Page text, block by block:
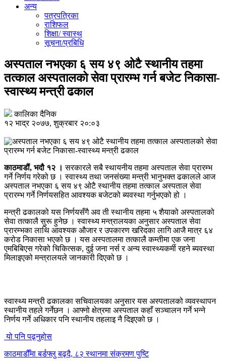
अन्य
पत्रपत्रिका
राशिफल
शिक्षा/ स्वास्थ
सूचना/प्रबिधि
अस्पताल नभएका ६ सय ४९ ओटै स्थानीय तहमा
तत्काल अस्पतालको सेवा प्रारम्भ गर्न बजेट निकासा-
स्वास्थ्य मन्त्री ढकाल
कालिका दैनिक
१२ भाद्र २०७७, शुक्रबार २०:०३
काठमाडौं, भदौ १२ । सरकारले सबै स्थायनीय तहमा अस्पताल सेवा प्रारम्भ
गर्ने निर्णय गरेको छ । स्वास्थ्य तथा जनसंख्या मन्त्री भानुभक्त ढकालले आज
अस्पताल नभएका ६ सय ४९ ओटै स्थानीय तहमा तत्काल अस्पताल सेवा
प्रारम्भ गर्ने निर्णयसहित आवश्यक बजेटको ब्यवस्था गर्नुभएको हो ।
मन्त्री ढकालको यस निर्णयसँगै अव ती स्थानीय तहमा ५ शैयाको अस्पतालको
सेवा तत्कालै सुरू हुनेछ । स्वास्थ्य मन्त्रालयका अनुसार अस्पताल सेवा
प्रारम्भका लाथि आवश्यक औजार र उपकारण खरिदका लागि आजै मात्र ६४
करोड निकासा भएको छ । यस अस्पतालमा तत्कालै कम्तीमा एक जना
एमबिबिएस गरेको चिकित्सक, दुई जना नर्स र अन्य स्वास्थ्यकर्मी रहने ब्यवस्था
मिलाइएको मन्त्रालयले जानकारी दिएको छ ।
स्वास्थ्य मन्त्री ढकालका सचिवालयका अनुसार यस अस्पतालको व्यवस्थापन
स्थानीय तहले गर्नेछन । आफ्नो क्षेत्रमा अस्पताल कहाँ सञ्चालन गर्ने भन्ने
निर्णय गर्ने अधिकार पनि स्थानीय तहलाइ नै दिइएको छ ।
यो पनि पढ्नुहोस
काठमाडौँमा बर्डफ्लु बढ्दै, ८२ स्थानमा संक्रमण पुष्टि